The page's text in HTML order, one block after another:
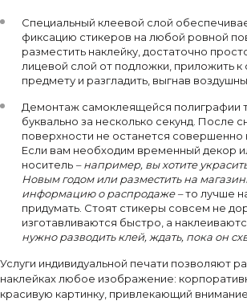
Специальный клеевой слой
фиксацию стикеров на любой ровной
разместить наклейку, достаточно
лицевой слой от подложки, приложить
предмету и разгладить, выгнав
Демонтаж самоклеящейся полиграфии
буквально за несколько секунд. После
поверхности не останется совершенно
Если вам необходим временный декор
носитель – например, вы хотите
Новым годом или разместить на
информацию о распродаже –то лучше
придумать. Стоят стикеры совсем не
изготавливаются быстро, а
нужно разводить клей, ждать, пока он
Услуги индивидуальной печати позволяют
наклейках любое изображение:
красивую картинку, привлекающий